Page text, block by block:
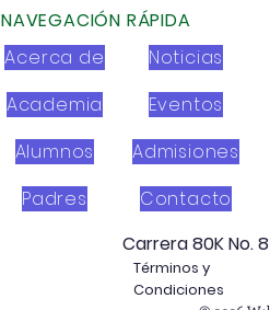
Acerca de
Academia
Alumnos
Padres
Noticias
Eventos
Admisiones
Contacto
NAVEGACIÓN RÁPIDA
Carrera 80K No.
Términos y
Condiciones